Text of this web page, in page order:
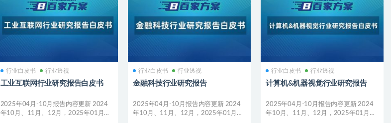
行业白皮书 行业透视
工业互联网行业研究报告白皮书
2025年04月-10月报告内容更新 2024
年10月、11月、12月，2025年01月、
行业白皮书 行业透视
金融科技行业研究报告
2025年04月-10月报告内容更新 2024
年10月、11月、12月，2025年01月、
行业白皮书 行业透视
计算机&机器视觉行业研究报告
2025年04月-10月报告内容更新 2024
年10月、11月、12月，2025年01月、